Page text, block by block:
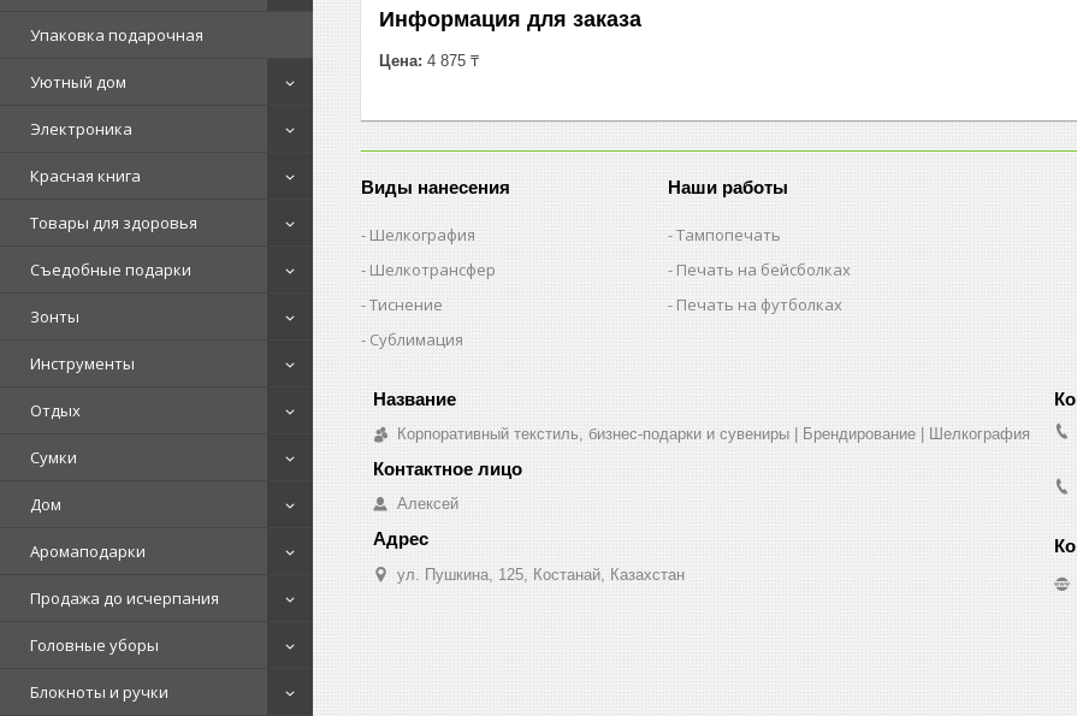
Упаковка подарочная
Уютный дом
Электроника
Красная книга
Товары для здоровья
Съедобные подарки
Зонты
Инструменты
Отдых
Сумки
Дом
Аромаподарки
Продажа до исчерпания
Головные уборы
Блокноты и ручки
Информация для заказа
Цена: 4 875 ₸
Виды нанесения
Шелкография
Шелкотрансфер
Тиснение
Сублимация
Наши работы
Тампопечать
Печать на бейсболках
Печать на футболках
Корпоративный текстиль, бизнес-подарки и сувениры | Брендирование | Шелкография
Алексей
ул. Пушкина, 125, Костанай, Казахстан